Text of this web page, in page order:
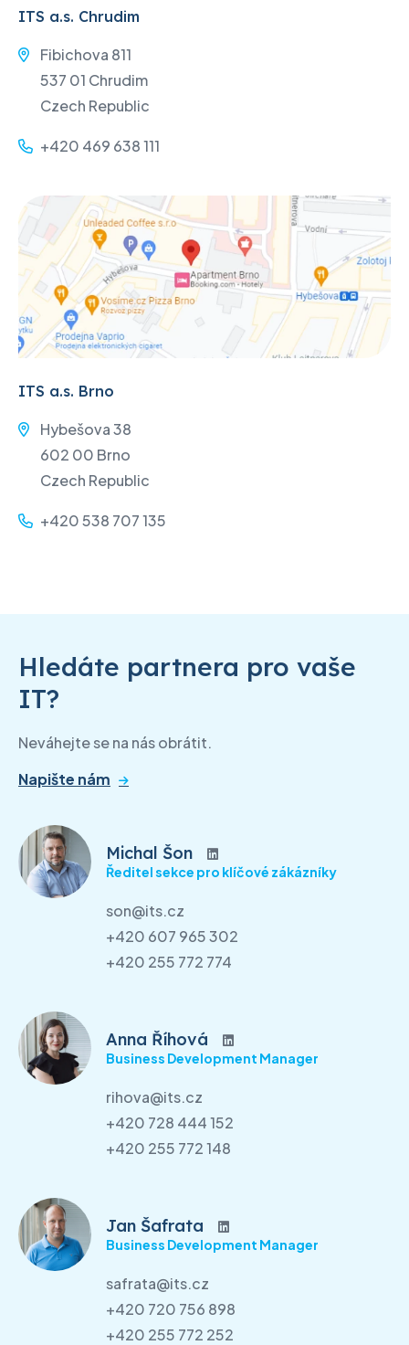
ITS a.s. Chrudim
Fibichova 811
537 01 Chrudim
Czech Republic
+420 469 638 111
ITS a.s. Brno
Hybešova 38
602 00 Brno
Czech Republic
+420 538 707 135
Hledáte partnera pro vaše
IT?
Neváhejte se na nás obrátit.
Napište nám
Michal Šon
Ředitel sekce pro klíčové zákázníky
son@its.cz
+420 607 965 302
+420 255 772 774
Anna Říhová
Business Development Manager
rihova@its.cz
+420 728 444 152
+420 255 772 148
Jan Šafrata
Business Development Manager
safrata@its.cz
+420 720 756 898
+420 255 772 252